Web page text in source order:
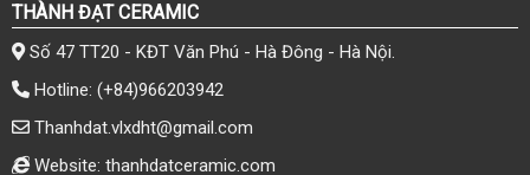
THÀNH ĐẠT CERAMIC
Số 47 TT20 - KĐT Văn Phú - Hà Đông - Hà Nội.
Hotline: (+84)966203942
Thanhdat.vlxdht@gmail.com
Website: thanhdatceramic.com